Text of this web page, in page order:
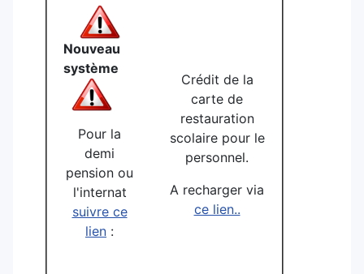
Nouveau
système
Pour la
demi
pension ou
l'internat
suivre ce
lien :
Crédit de la
carte de
restauration
scolaire pour le
personnel.
A recharger via
ce lien..